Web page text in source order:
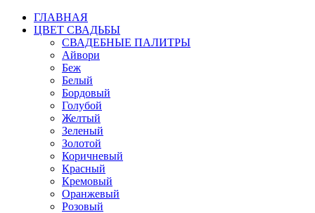
ГЛАВНАЯ
ЦВЕТ СВАДЬБЫ
СВАДЕБНЫЕ ПАЛИТРЫ
Айвори
Беж
Белый
Бордовый
Голубой
Желтый
Зеленый
Золотой
Коричневый
Красный
Кремовый
Оранжевый
Розовый